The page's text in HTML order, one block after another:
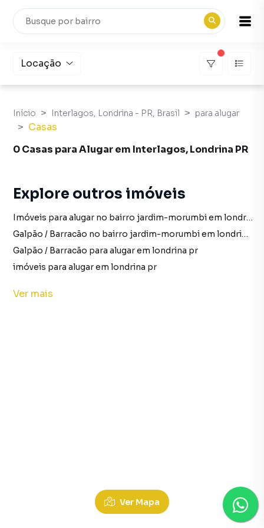
Locação
Início Interlagos, Londrina - PR, Brasil para alugar
Casas
0 Casas para Alugar em Interlagos, Londrina PR
Explore outros imóveis
Imóveis para alugar no bairro jardim-morumbi em londrina pr
Galpão / Barracão no bairro jardim-morumbi em londrina pr
Galpão / Barracão para alugar em londrina pr
imóveis para alugar em londrina pr
Ver mais
Ver Mapa